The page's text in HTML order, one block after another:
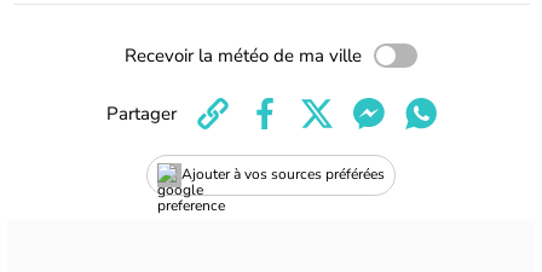
Recevoir la météo de ma ville
Ajouter à vos sources préférées
Partager